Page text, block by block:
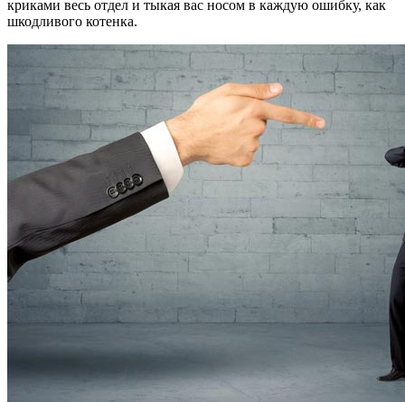
криками весь отдел и тыкая вас носом в каждую ошибку, как
шкодливого котенка.